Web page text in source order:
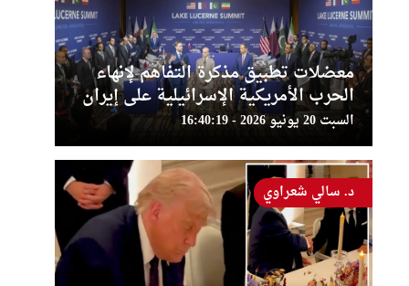
معضلات تطبيق مذكرة التفاهم لإنهاء
الحرب الأمريكية الإسرائيلية على إيران
السبت 20 يونيو 2026 - 16:40:19
د. سالي شعراوي